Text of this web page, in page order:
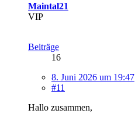
Maintal21
VIP
Beiträge
16
8. Juni 2026 um 19:47
#11
Hallo zusammen,